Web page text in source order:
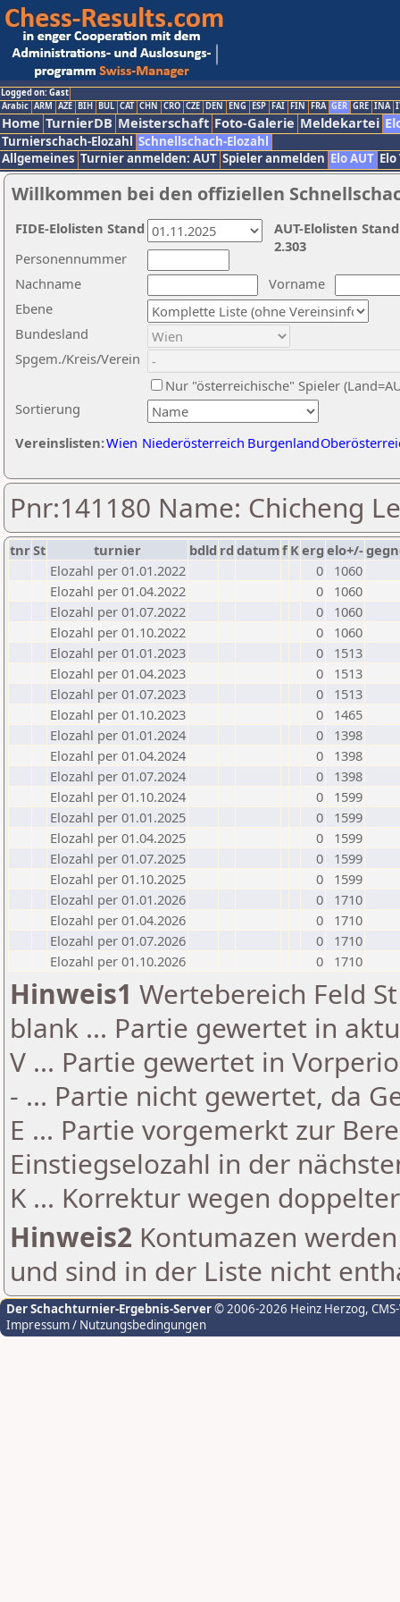
Logged on: Gast
Arabic ARM AZE BIH BUL CAT CHN CRO CZE DEN ENG ESP FAI FIN FRA GER GRE INA
Home TurnierDB Meisterschaft Foto-Galerie Meldekartei
Turnierschach-Elozahl Schnellschach-Elozahl
Allgemeines Turnier anmelden: AUT Spieler anmelden Elo AUT
Willkommen bei den offiziellen
Nachname
Vorname
Ebene
Sortierung
Personennummer
Bundesland
Spgem./Kreis/Verein
Nur "österreichische" Spieler
Vereinslisten:Wien Niederösterreich Burgenland
AUT-Elolisten
2.303
FIDE-Elolisten Stand
Pnr:141180 Name: Chicheng
tnrSt turnier bdld rd datumf Kerg elo+/-
Elozahl per 01.01.2022
0
1060
Elozahl per 01.04.2022
0
1060
Elozahl per 01.07.2022
0
1060
Elozahl per 01.10.2022
0
1060
Elozahl per 01.01.2023
0
1513
Elozahl per 01.04.2023
0
1513
Elozahl per 01.07.2023
0
1513
Elozahl per 01.10.2023
0
1465
Elozahl per 01.01.2024
0
1398
Elozahl per 01.04.2024
0
1398
Elozahl per 01.07.2024
0
1398
Elozahl per 01.10.2024
0
1599
Elozahl per 01.01.2025
0
1599
Elozahl per 01.04.2025
0
1599
Elozahl per 01.07.2025
0
1599
Elozahl per 01.10.2025
0
1599
Elozahl per 01.01.2026
0
1710
Elozahl per 01.04.2026
0
1710
Elozahl per 01.07.2026
0
1710
Elozahl per 01.10.2026
0 1710
Hinweis1 Wertebereich Feld
blank ... Partie gewertet in
V ... Partie gewertet in
- ... Partie nicht gewertet, da
E ... Partie vorgemerkt zur
Einstiegselozahl in der
K ... Korrektur wegen
Hinweis2 Kontumazen
und sind in der Liste nicht
Der Schachturnier-Ergebnis-Server© 2006-2026 Heinz Herzog,
Impressum / Nutzungsbedingungen